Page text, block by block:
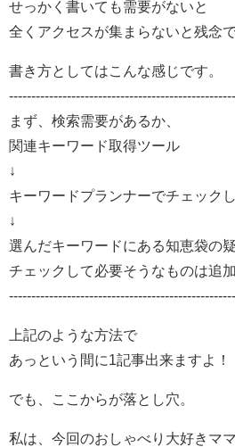
せっかく書いても需要がないと
全くアクセスが集まらないと残念
書き方としてはこんな感じです。
まず、検索需要があるか、
関連キーワード取得ツール
↓
キーワードプランナーでチェック
↓
選んだキーワードにある知恵袋の
チェックして必要そうなものは追
上記のような方法で
あっという間に1記事出来ますよ！
でも、ここからが落とし穴。
私は、今回のおしゃべり大好きマ